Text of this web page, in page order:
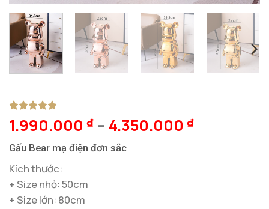
5trên 5
dựa trên
1
1.990.000 ₫ – 4.350.000 ₫
Gấu Bear mạ điện đơn sắc
Kích thước:
+ Size nhỏ: 50cm
+ Size lớn: 80cm